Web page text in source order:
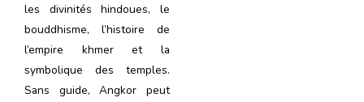
les divinités hindoues, le
bouddhisme, l’histoire de
l’empire khmer et la
symbolique des temples.
Sans guide, Angkor peut